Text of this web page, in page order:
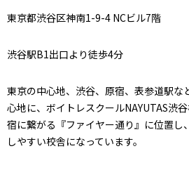
東京都渋谷区神南1-9-4 NCビル7階
渋谷駅B1出口より徒歩4分
東京の中心地、渋谷、原宿、表参道駅な
心地に、ボイトレスクールNAYUTAS渋
宿に繋がる『ファイヤー通り』に位置し
しやすい校舎になっています。